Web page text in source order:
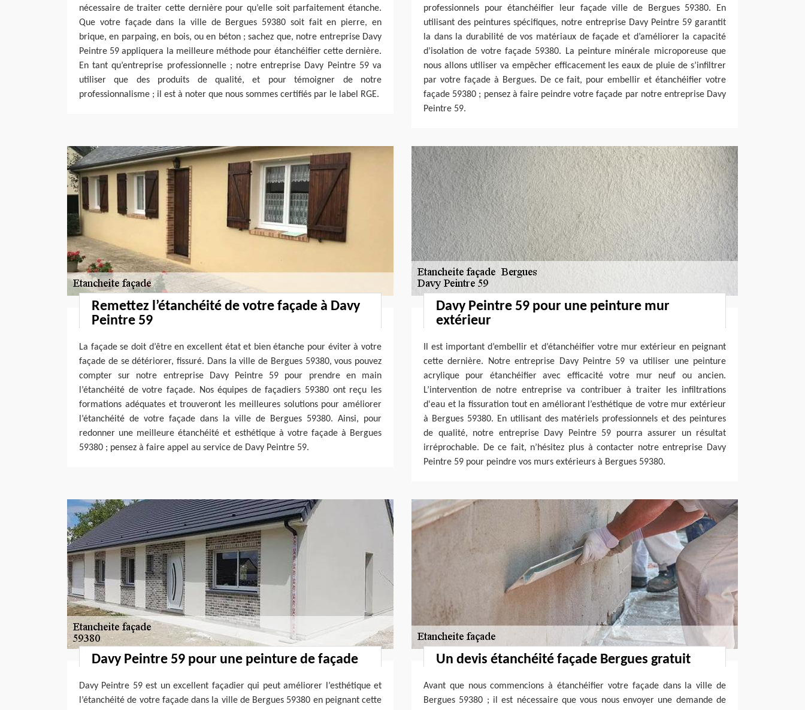
nécessaire de traiter cette dernière pour qu’elle soit parfaitement étanche.
Que votre façade dans la ville de Bergues 59380 soit fait en pierre, en
brique, en parpaing, en bois, ou en béton ; sachez que, notre entreprise Davy
Peintre 59 appliquera la meilleure méthode pour étanchéifier cette dernière.
En tant qu’entreprise professionnelle ; notre entreprise Davy Peintre 59 va
utiliser que des produits de qualité, et pour témoigner de notre
professionnalisme ; il est à noter que nous sommes certifiés par le label RGE.
professionnels pour étanchéifier leur façade ville de Bergues 59380. En
utilisant des peintures spécifiques, notre entreprise Davy Peintre 59 garantit
la dans la durabilité de vos matériaux de façade et d’améliorer la capacité
d’isolation de votre façade 59380. La peinture minérale microporeuse que
nous allons utiliser va empêcher efficacement les eaux de pluie de s’infiltrer
par votre façade à Bergues. De ce fait, pour embellir et étanchéifier votre
façade 59380 ; pensez à faire peindre votre façade par notre entreprise Davy
Peintre 59.
Remettez l’étanchéité de votre façade à Davy
Peintre 59
La façade se doit d’être en excellent état et bien étanche pour éviter à votre
façade de se détériorer, fissuré. Dans la ville de Bergues 59380, vous pouvez
compter sur notre entreprise Davy Peintre 59 pour prendre en main
l’étanchéité de votre façade. Nos équipes de façadiers 59380 ont reçu les
formations adéquates et trouveront les meilleures solutions pour améliorer
l’étanchéité de votre façade dans la ville de Bergues 59380. Ainsi, pour
redonner une meilleure étanchéité et esthétique à votre façade à Bergues
59380 ; pensez à faire appel au service de Davy Peintre 59.
Davy Peintre 59 pour une peinture mur
extérieur
Il est important d’embellir et d’étanchéifier votre mur extérieur en peignant
cette dernière. Notre entreprise Davy Peintre 59 va utiliser une peinture
acrylique pour étanchéifier avec efficacité votre mur neuf ou ancien.
L’intervention de notre entreprise va contribuer à traiter les infiltrations
d'eau et la fissuration tout en améliorant l’esthétique de votre mur extérieur
à Bergues 59380. En utilisant des matériels professionnels et des peintures
de qualité, notre entreprise Davy Peintre 59 pourra assurer un résultat
irréprochable. De ce fait, n’hésitez plus à contacter notre entreprise Davy
Peintre 59 pour peindre vos murs extérieurs à Bergues 59380.
Davy Peintre 59 pour une peinture de façade
Davy Peintre 59 est un excellent façadier qui peut améliorer l’esthétique et
l’étanchéité de votre façade dans la ville de Bergues 59380 en peignant cette
Un devis étanchéité façade Bergues gratuit
Avant que nous commencions à étanchéifier votre façade dans la ville de
Bergues 59380 ; il est nécessaire que vous nous envoyer une demande de